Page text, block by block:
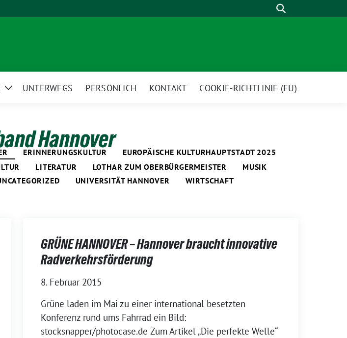
Suche
ZeigeUNTERWEGS PERSÖNLICH KONTAKT COOKIE-RICHTLINIE (EU)
Hannover
ERINNERUNGSKULTUR
EUROPÄISCHE KULTURHAUPTSTADT 2025
LITERATUR LOTHAR ZUM OBERBÜRGERMEISTER
MUSIK
UNIVERSITÄT HANNOVER WIRTSCHAFT
GRÜNE HANNOVER – Hannover braucht innovative
Radverkehrsförderung
8. Februar 2015
Grüne laden im Mai zu einer international besetzten
Konferenz rund ums Fahrrad ein Bild:
stocksnapper/photocase.de Zum Artikel „Die perfekte Welle“